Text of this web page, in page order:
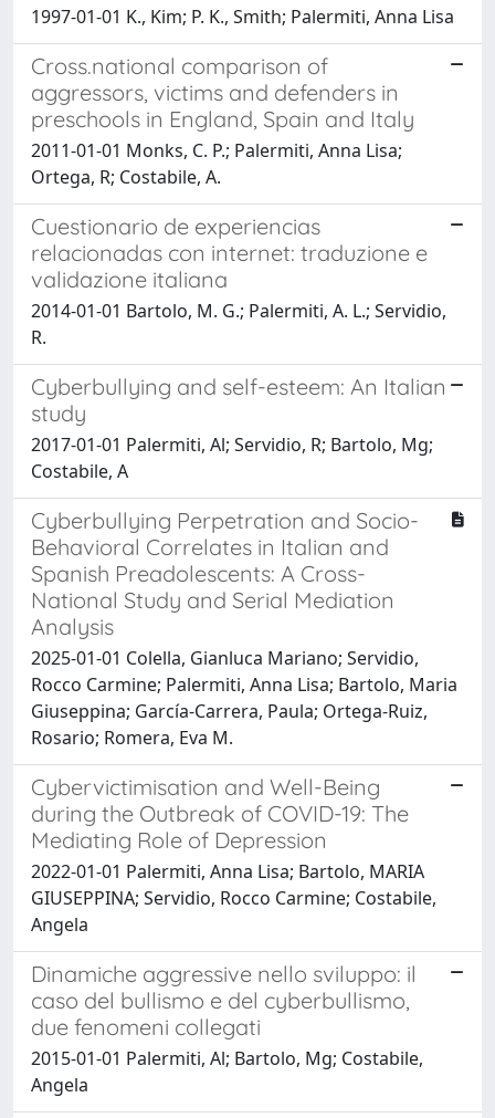
1997-01-01 K., Kim; P. K., Smith; Palermiti, Anna Lisa
Cross.national comparison of
aggressors, victims and defenders in
preschools in England, Spain and Italy
2011-01-01 Monks, C. P.; Palermiti, Anna Lisa;
Ortega, R; Costabile, A.
Cuestionario de experiencias
relacionadas con internet: traduzione e
validazione italiana
2014-01-01 Bartolo, M. G.; Palermiti, A. L.; Servidio,
R.
Cyberbullying and self-esteem: An Italian
study
2017-01-01 Palermiti, Al; Servidio, R; Bartolo, Mg;
Costabile, A
Cyberbullying Perpetration and Socio-
Behavioral Correlates in Italian and
Spanish Preadolescents: A Cross-
National Study and Serial Mediation
Analysis
2025-01-01 Colella, Gianluca Mariano; Servidio,
Rocco Carmine; Palermiti, Anna Lisa; Bartolo, Maria
Giuseppina; García-Carrera, Paula; Ortega-Ruiz,
Rosario; Romera, Eva M.
Cybervictimisation and Well-Being
during the Outbreak of COVID-19: The
Mediating Role of Depression
2022-01-01 Palermiti, Anna Lisa; Bartolo, MARIA
GIUSEPPINA; Servidio, Rocco Carmine; Costabile,
Angela
Dinamiche aggressive nello sviluppo: il
caso del bullismo e del cyberbullismo,
due fenomeni collegati
2015-01-01 Palermiti, Al; Bartolo, Mg; Costabile,
Angela